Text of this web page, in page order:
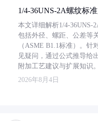
1/4-36UNS-2A螺纹标
本文详细解析1/4-36UNS-
包括外径、螺距、公差等
（ASME B1.1标准）。针
见疑问，通过公式推导给
附加工艺建议与扩展知识。
2026年8月4日